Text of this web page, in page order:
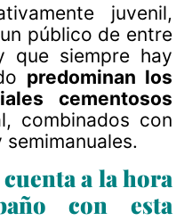
juvenil,
público de entre
siempre hay
predominan los
cementosos
combinados con
semimanuales.
a la hora
con esta